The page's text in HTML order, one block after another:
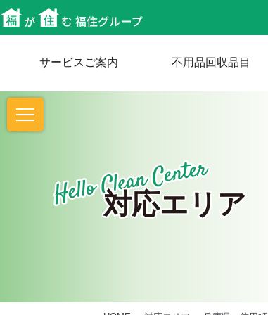
サービスご案内 不用品回収品目
対応エリア